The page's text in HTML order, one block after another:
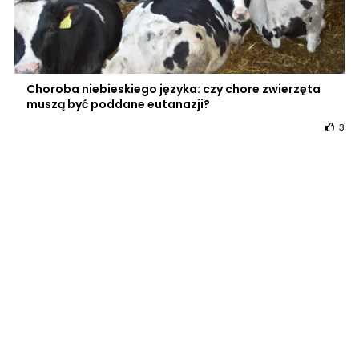
Choroba niebieskiego języka: czy chore zwierzęta
muszą być poddane eutanazji?
3